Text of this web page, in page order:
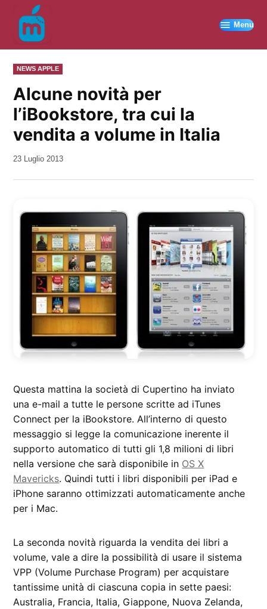
contenuto
Menu
PUBBLICATO
IN
NEWS APPLE
Alcune novità per
l’iBookstore, tra cui la
vendita a volume in Italia
da
23 Luglio 2013
Questa mattina la società di Cupertino ha inviato
una e-mail a tutte le persone scritte ad iTunes
Connect per la iBookstore. All’interno di questo
messaggio si legge la comunicazione inerente il
supporto automatico di tutti gli 1,8 milioni di libri
nella versione che sarà disponibile in OS X
Mavericks. Quindi tutti i libri disponibili per iPad e
iPhone saranno ottimizzati automaticamente anche
per i Mac.
La seconda novità riguarda la vendita dei libri a
volume, vale a dire la possibilità di usare il sistema
VPP (Volume Purchase Program) per acquistare
tantissime unità di ciascuna copia in sette paesi:
Australia, Francia, Italia, Giappone, Nuova Zelanda,